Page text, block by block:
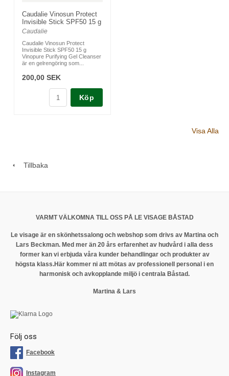
Caudalie Vinosun Protect
Invisible Stick SPF50 15 g
Caudalie
Caudalie Vinosun Protect
Invisible Stick SPF50 15 g
Vinopure Purifying Gel Cleanser
är en gelrengöring som...
200,00 SEK
Köp
Visa Alla
Tillbaka
VARMT VÄLKOMNA TILL OSS PÅ LE VISAGE BÅSTAD
Le visage är en skönhetssalong och webshop som drivs av Martina och
Lars Beckman. Med mer än 20 års erfarenhet av hudvård i alla dess
former kan vi erbjuda våra kunder behandlingar och produkter av
högsta klass.Här kommer ni att mötas av professionell personal i en
harmonisk och avkopplande miljö i centrala Båstad.
Martina & Lars
Följ oss
Facebook
Instagram